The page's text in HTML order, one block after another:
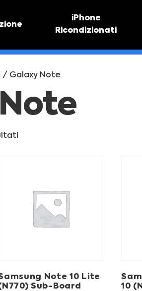
iPhone
Ricondizionati
online
RIPARAZIONE
/ Galaxy Note
Note 10 Lite
Sub-Board
10